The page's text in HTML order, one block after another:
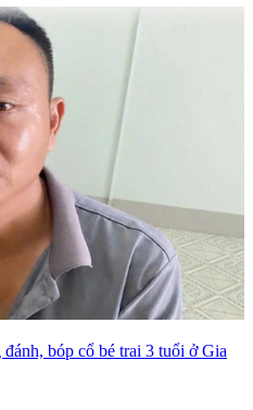
bóp cổ bé trai 3 tuổi ở Gia